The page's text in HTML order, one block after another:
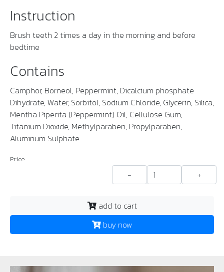
Instruction
Brush teeth 2 times a day in the morning and before
bedtime
Contains
Camphor, Borneol, Peppermint, Dicalcium phosphate
Dihydrate, Water, Sorbitol, Sodium Chloride, Glycerin, Silica,
Mentha Piperita (Peppermint) Oil, Cellulose Gum,
Titanium Dioxide, Methylparaben, Propylparaben,
Aluminum Sulphate
Price
- +
add to cart
buy now